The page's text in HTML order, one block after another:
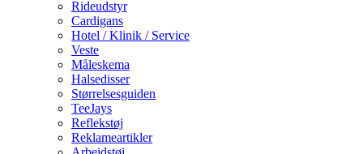
Rideudstyr
Cardigans
Hotel / Klinik / Service
Veste
Måleskema
Halsedisser
Størrelsesguiden
TeeJays
Reflekstøj
Reklameartikler